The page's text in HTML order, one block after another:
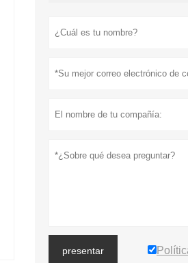
presentar